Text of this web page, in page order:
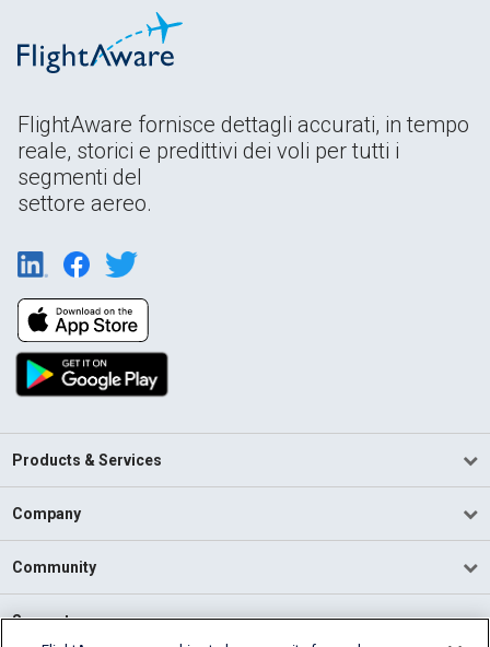
FlightAware fornisce dettagli accurati, in tempo
reale, storici e predittivi dei voli per tutti i
segmenti del
settore aereo.
Products & Services
Company
Community
Support